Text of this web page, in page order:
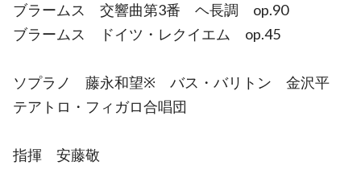
ブラームス 交響曲第3番 ヘ長調 op.90
ブラームス ドイツ・レクイエム op.45
ソプラノ 藤永和望※ バス・バリトン 金沢平
テアトロ・フィガロ合唱団
指揮 安藤敬